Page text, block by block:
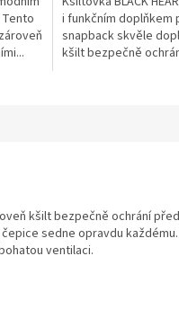
i funkčním doplňkem
snapback skvěle
kšilt bezpečně
kšilt bezpečně ochrání
sedne opravdu
ventilaci.